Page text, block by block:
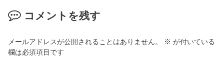
コメントを残す
メールアドレスが公開されることはありません。 ※ が付いている
欄は必須項目です